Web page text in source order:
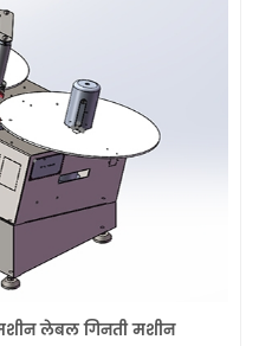
लेबल गिनती मशीन